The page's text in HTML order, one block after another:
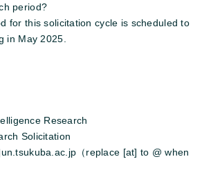
period?
for this solicitation cycle is scheduled to
in May 2025.
Research
Solicitation
（replace [at] to @ when